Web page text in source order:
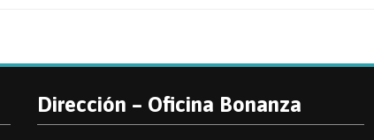
Dirección – Oficina Bonanza